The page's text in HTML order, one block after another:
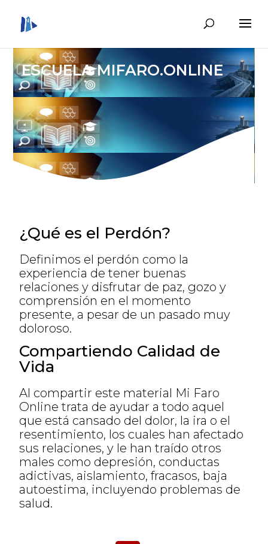
ESCUELA MIFARO.ONLINE
¿Qué es el Perdón?
Definimos el perdón como la
experiencia de tener buenas
relaciones y disfrutar de paz, gozo y
comprensión en el momento
presente, a pesar de un pasado muy
doloroso.
Compartiendo Calidad de
Vida
Al compartir este material Mi Faro
Online trata de ayudar a todo aquel
que está cansado del dolor, la ira o el
resentimiento, los cuales han afectado
sus relaciones, y le han traído otros
males como depresión, conductas
adictivas, aislamiento, fracasos, baja
autoestima, incluyendo problemas de
salud.